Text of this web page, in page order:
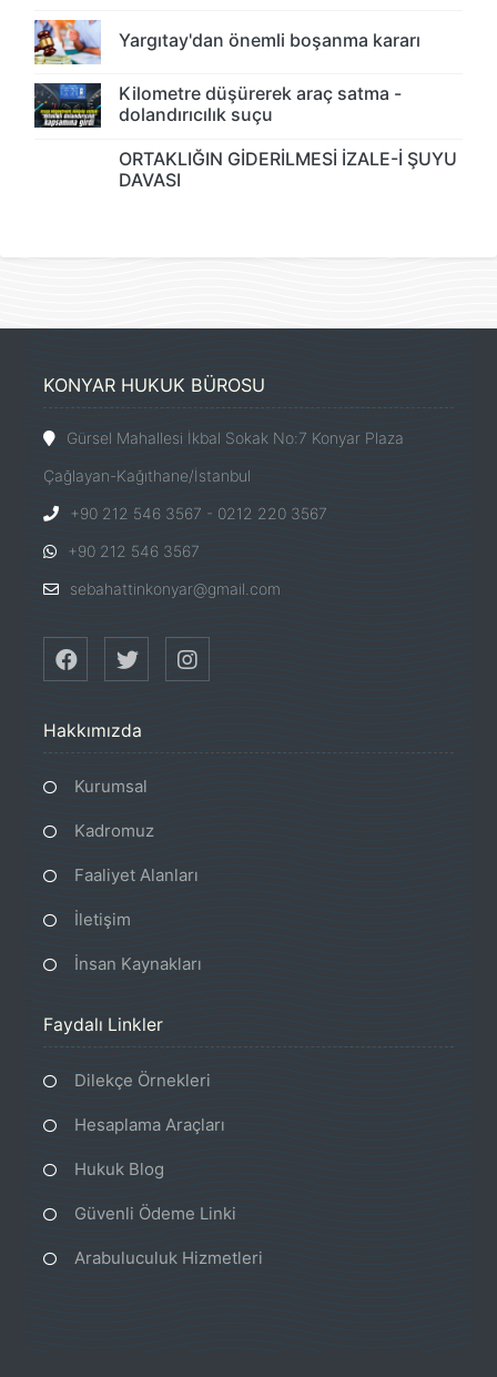
Yargıtay'dan önemli boşanma kararı
Kilometre düşürerek araç satma -
dolandırıcılık suçu
ORTAKLIĞIN GİDERİLMESİ İZALE-İ ŞUYU
DAVASI
KONYAR HUKUK BÜROSU
Gürsel Mahallesi İkbal Sokak No:7 Konyar Plaza
Çağlayan-Kağıthane/İstanbul
+90 212 546 3567 - 0212 220 3567
+90 212 546 3567
sebahattinkonyar@gmail.com
Hakkımızda
Kurumsal
Kadromuz
Faaliyet Alanları
İletişim
İnsan Kaynakları
Faydalı Linkler
Dilekçe Örnekleri
Hesaplama Araçları
Hukuk Blog
Güvenli Ödeme Linki
Arabuluculuk Hizmetleri